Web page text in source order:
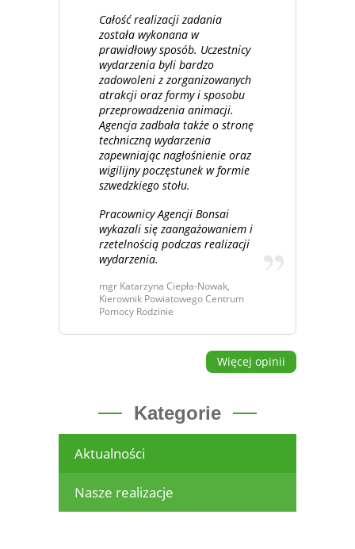
Całość realizacji zadania
została wykonana w
prawidłowy sposób. Uczestnicy
wydarzenia byli bardzo
zadowoleni z zorganizowanych
atrakcji oraz formy i sposobu
przeprowadzenia animacji.
Agencja zadbała także o stronę
techniczną wydarzenia
zapewniając nagłośnienie oraz
wigilijny poczęstunek w formie
szwedzkiego stołu.
Pracownicy Agencji Bonsai
wykazali się zaangażowaniem i
rzetelnością podczas realizacji
wydarzenia.
mgr Katarzyna Ciepła-Nowak,
Kierownik Powiatowego Centrum
Pomocy Rodzinie
Więcej opinii
Kategorie
Aktualności
Nasze realizacje